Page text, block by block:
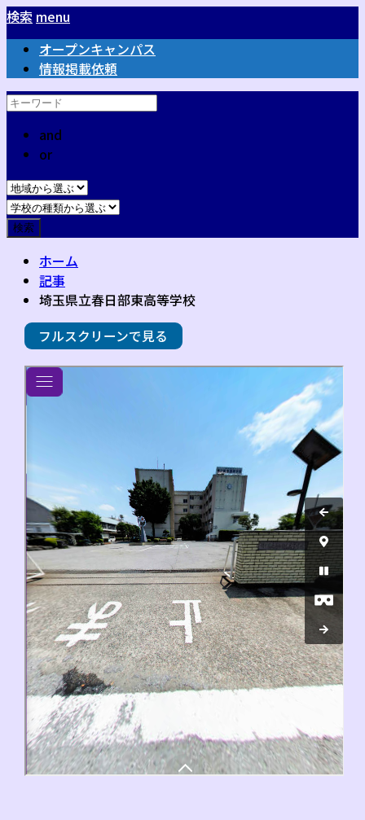
検索 menu
オープンキャンパス
情報掲載依頼
and
or
ホーム
記事
埼玉県立春日部東高等学校
フルスクリーンで見る